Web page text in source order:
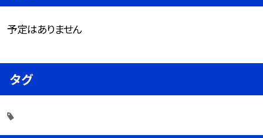
予定はありません
タグ